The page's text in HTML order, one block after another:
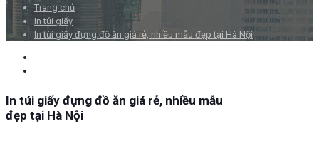
Trang chủ
In túi giấy
In túi giấy đựng đồ ăn giá rẻ, nhiều mẫu đẹp tại Hà Nội
In túi giấy đựng đồ ăn giá rẻ, nhiều mẫu
đẹp tại Hà Nội